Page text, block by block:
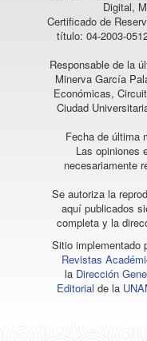
Digital,
Certificado de
título: 04-2003-
Responsable de la
Minerva García
Económicas,
Ciudad
Fecha de última
Las opiniones
necesariamente
Se autoriza la
aquí publicados
completa y la
Sitio implementado
Revistas
la Dirección
Editorial de la